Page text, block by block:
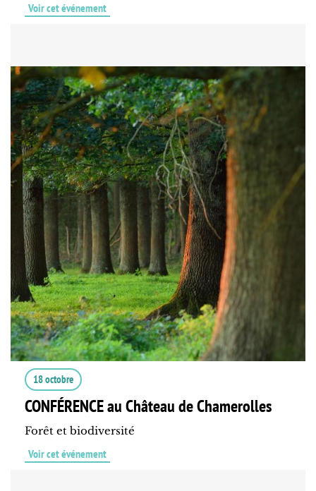
Voir cet événement
18 octobre
CONFÉRENCE au Château de Chamerolles
Forêt et biodiversité
Voir cet événement